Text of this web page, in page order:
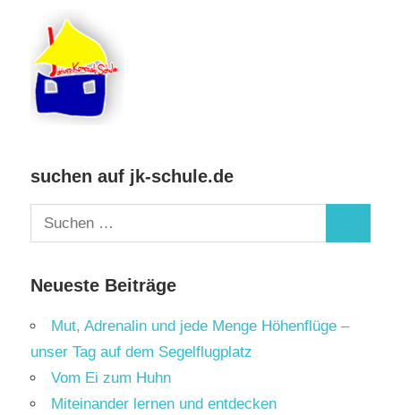
suchen auf jk-schule.de
Suchen
nach:
Neueste Beiträge
Mut, Adrenalin und jede Menge Höhenflüge –
unser Tag auf dem Segelflugplatz
Vom Ei zum Huhn
Miteinander lernen und entdecken